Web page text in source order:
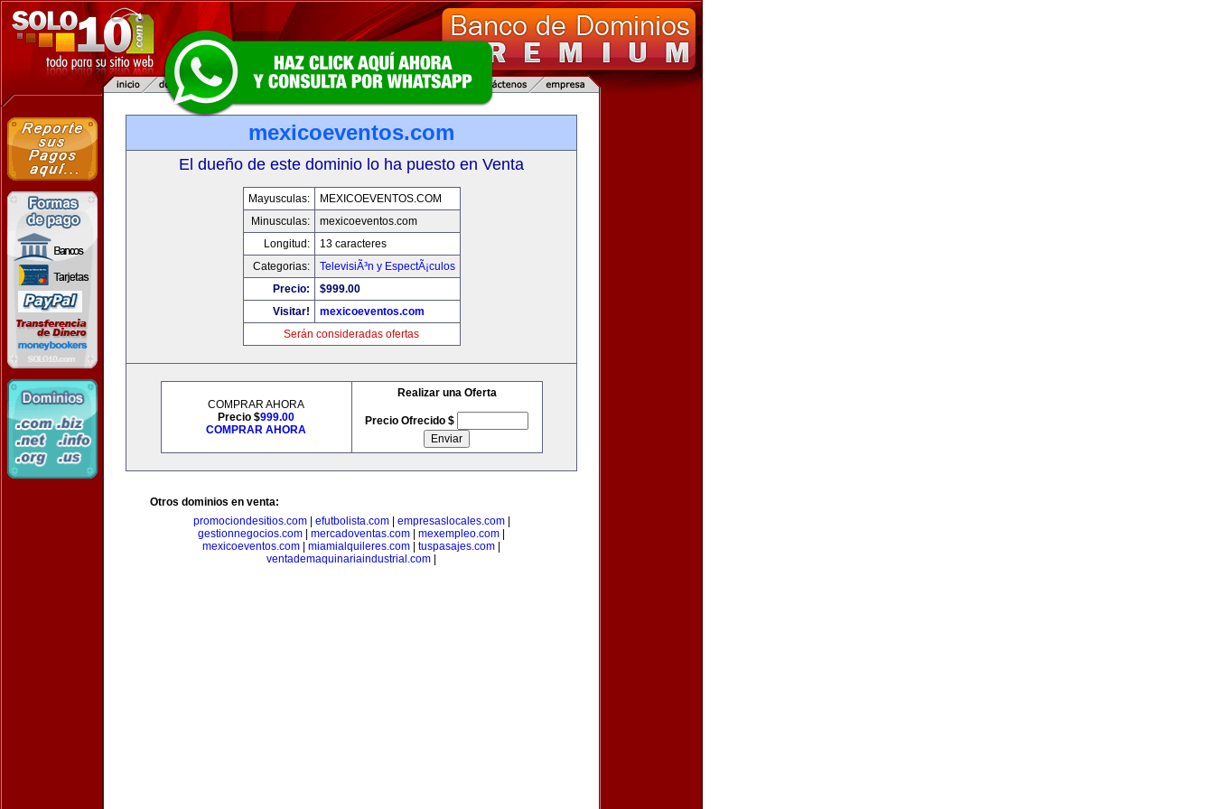
mexicoeventos.com
El dueño de este dominio lo ha puesto en Venta
Mayusculas:
MEXICOEVENTOS.COM
Minusculas:
mexicoeventos.com
Longitud:
13 caracteres
Categorias:
TelevisiÃ³n y EspectÃ¡culos
Precio:
$999.00
Visitar!
mexicoeventos.com
Serán consideradas ofertas
COMPRAR AHORA
Precio $999.00
COMPRAR AHORA
Realizar una Oferta
Precio Ofrecido $
Otros dominios en venta:
promociondesitios.com| efutbolista.com| empresaslocales.com|
gestionnegocios.com
mercadoventas.com mexempleo.com
mexicoeventos.com
miamialquileres.com tuspasajes.com
ventademaquinariaindustrial.com